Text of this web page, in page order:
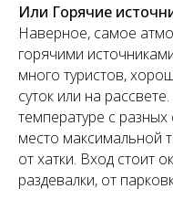
Или Горячие
Наверное, самое
горячими
много туристов,
суток или на
температуре с
место максимальной
от хатки. Вход стоит
раздевалки, от